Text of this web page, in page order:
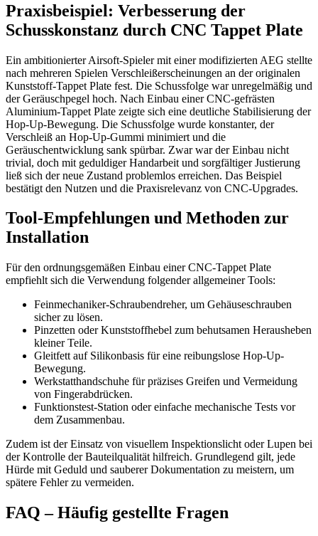
Praxisbeispiel: Verbesserung der
Schusskonstanz durch CNC Tappet Plate
Ein ambitionierter Airsoft-Spieler mit einer modifizierten AEG stellte
nach mehreren Spielen Verschleißerscheinungen an der originalen
Kunststoff-Tappet Plate fest. Die Schussfolge war unregelmäßig und
der Geräuschpegel hoch. Nach Einbau einer CNC-gefrästen
Aluminium-Tappet Plate zeigte sich eine deutliche Stabilisierung der
Hop-Up-Bewegung. Die Schussfolge wurde konstanter, der
Verschleiß an Hop-Up-Gummi minimiert und die
Geräuschentwicklung sank spürbar. Zwar war der Einbau nicht
trivial, doch mit geduldiger Handarbeit und sorgfältiger Justierung
ließ sich der neue Zustand problemlos erreichen. Das Beispiel
bestätigt den Nutzen und die Praxisrelevanz von CNC-Upgrades.
Tool-Empfehlungen und Methoden zur
Installation
Für den ordnungsgemäßen Einbau einer CNC-Tappet Plate
empfiehlt sich die Verwendung folgender allgemeiner Tools:
Feinmechaniker-Schraubendreher, um Gehäuseschrauben
sicher zu lösen.
Pinzetten oder Kunststoffhebel zum behutsamen Herausheben
kleiner Teile.
Gleitfett auf Silikonbasis für eine reibungslose Hop-Up-
Bewegung.
Werkstatthandschuhe für präzises Greifen und Vermeidung
von Fingerabdrücken.
Funktionstest-Station oder einfache mechanische Tests vor
dem Zusammenbau.
Zudem ist der Einsatz von visuellem Inspektionslicht oder Lupen bei
der Kontrolle der Bauteilqualität hilfreich. Grundlegend gilt, jede
Hürde mit Geduld und sauberer Dokumentation zu meistern, um
spätere Fehler zu vermeiden.
FAQ – Häufig gestellte Fragen